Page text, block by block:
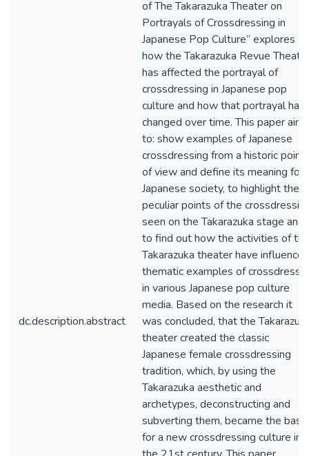
dc.description.abstract
of The Takarazuka Theater on
Portrayals of Crossdressing in
Japanese Pop Culture” explores
how the Takarazuka Revue
has affected the portrayal of
crossdressing in Japanese pop
culture and how that portrayal has
changed over time. This paper aims
to: show examples of Japanese
crossdressing from a historic point
of view and define its meaning for
Japanese society, to highlight the
peculiar points of the
seen on the Takarazuka stage and
to find out how the activities of the
Takarazuka theater have influenced
thematic examples of
in various Japanese pop culture
media. Based on the research it
was concluded, that the
theater created the classic
Japanese female crossdressing
tradition, which, by using the
Takarazuka aesthetic and
archetypes, deconstructing and
subverting them, became the basis
for a new crossdressing culture in